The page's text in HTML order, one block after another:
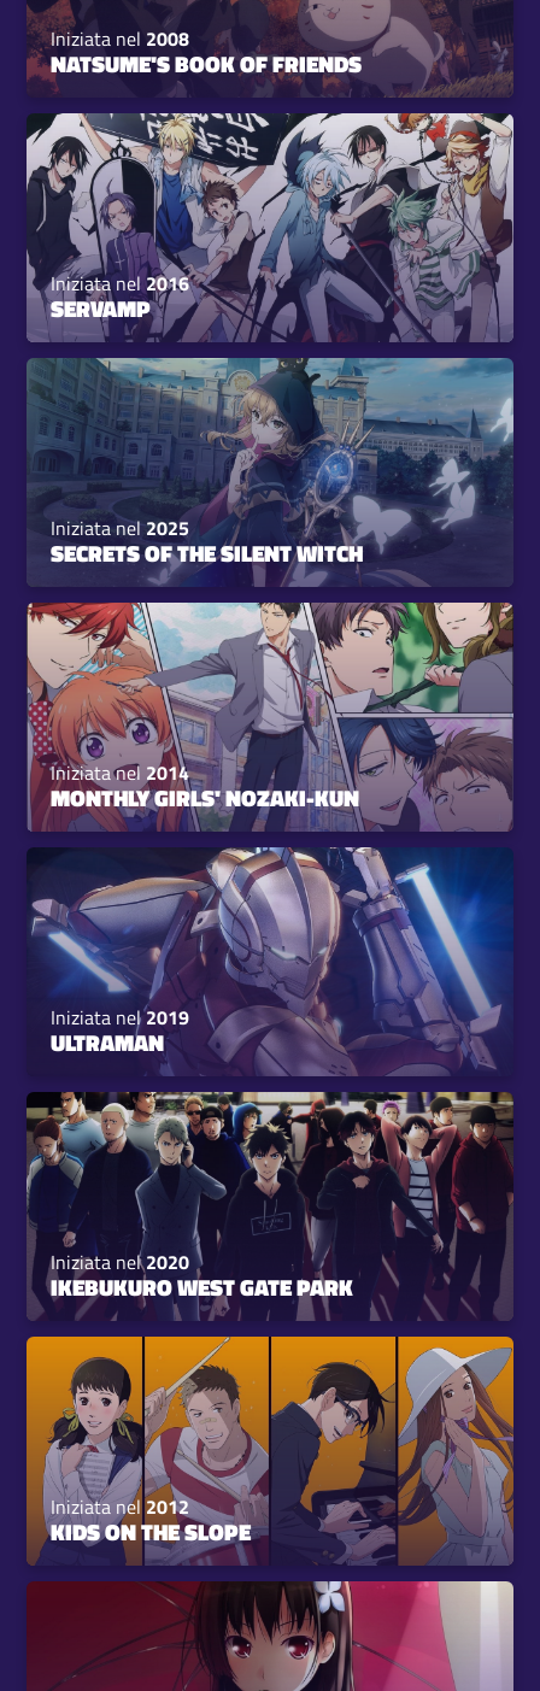
Iniziata nel 2008
NATSUME'S BOOK OF FRIENDS
Iniziata nel2016
SERVAMP
Iniziata nel2025
SECRETS OF THE SILENT WITCH
Iniziata nel 2014
MONTHLY GIRLS' NOZAKI-KUN
Iniziata nel2019
ULTRAMAN
Iniziata nel2020
IKEBUKURO WEST GATE PARK
Iniziata nel2012
KIDS ON THE SLOPE